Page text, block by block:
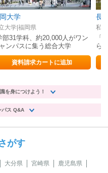
大学
大学|福岡県
部31学科、約20,000人がワン
ンパスに集う総合大学
資料請求カートに追加
長
私
「
ら
康
を身につけよう！
パス Q&A
がす
大分県 宮崎県
鹿児島県